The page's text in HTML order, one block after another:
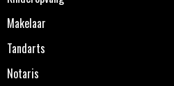
Makelaar
Tandarts
Notaris